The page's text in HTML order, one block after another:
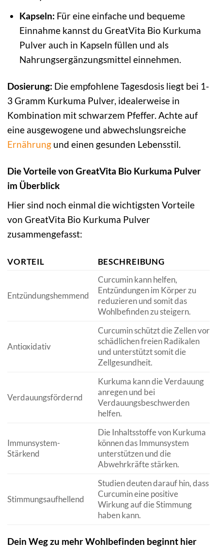
Kapseln: Für eine einfache und bequeme
Einnahme kannst du GreatVita Bio Kurkuma
Pulver auch in Kapseln füllen und als
Nahrungsergänzungsmittel einnehmen.
Dosierung: Die empfohlene Tagesdosis liegt bei 1-
3 Gramm Kurkuma Pulver, idealerweise in
Kombination mit schwarzem Pfeffer. Achte auf
eine ausgewogene und abwechslungsreiche
Ernährung und einen gesunden Lebensstil.
Die Vorteile von GreatVita Bio Kurkuma Pulver
im Überblick
Hier sind noch einmal die wichtigsten Vorteile
von GreatVita Bio Kurkuma Pulver
zusammengefasst:
VORTEIL BESCHREIBUNG
Entzündungshemmend
Curcumin kann helfen,
Entzündungen im Körper zu
reduzieren und somit das
Wohlbefinden zu steigern.
Antioxidativ
Curcumin schützt die Zellen vor
schädlichen freien Radikalen
und unterstützt somit die
Zellgesundheit.
Verdauungsfördernd
Kurkuma kann die Verdauung
anregen und bei
Verdauungsbeschwerden
helfen.
Immunsystem-
Stärkend
Die Inhaltsstoffe von Kurkuma
können das Immunsystem
unterstützen und die
Abwehrkräfte stärken.
Stimmungsaufhellend
Studien deuten darauf hin, dass
Curcumin eine positive
Wirkung auf die Stimmung
haben kann.
Dein Weg zu mehr Wohlbefinden beginnt hier